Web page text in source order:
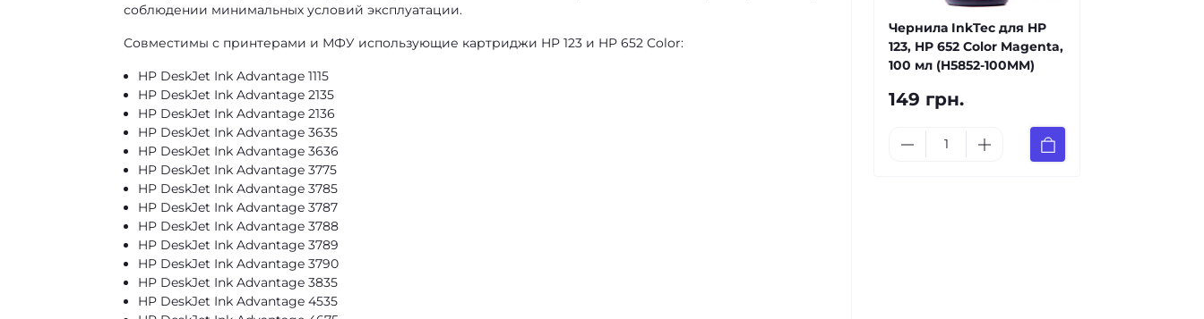
соблюдении минимальных условий эксплуатации.
Совместимы с принтерами и МФУ использующие картриджи HP 123 и HP 652 Color:
HP DeskJet Ink Advantage 1115
HP DeskJet Ink Advantage 2135
HP DeskJet Ink Advantage 2136
HP DeskJet Ink Advantage 3635
HP DeskJet Ink Advantage 3636
HP DeskJet Ink Advantage 3775
HP DeskJet Ink Advantage 3785
HP DeskJet Ink Advantage 3787
HP DeskJet Ink Advantage 3788
HP DeskJet Ink Advantage 3789
HP DeskJet Ink Advantage 3790
HP DeskJet Ink Advantage 3835
HP DeskJet Ink Advantage 4535
Чернила InkTec для HP
123, HP 652 Color Magenta,
100 мл (H5852-100MM)
149 грн.